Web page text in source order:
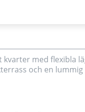
kvarter med
och en